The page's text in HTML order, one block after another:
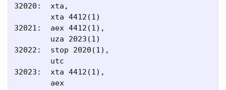
32020:  xta,
        xta 4412(1)
32021:  aex 4412(1),
        uza 2023(1)
32022:  stop 2020(1),
        utc
32023:  xta 4412(1),